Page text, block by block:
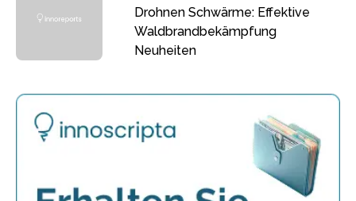
Drohnen Schwärme: Effektive
Waldbrandbekämpfung
Neuheiten